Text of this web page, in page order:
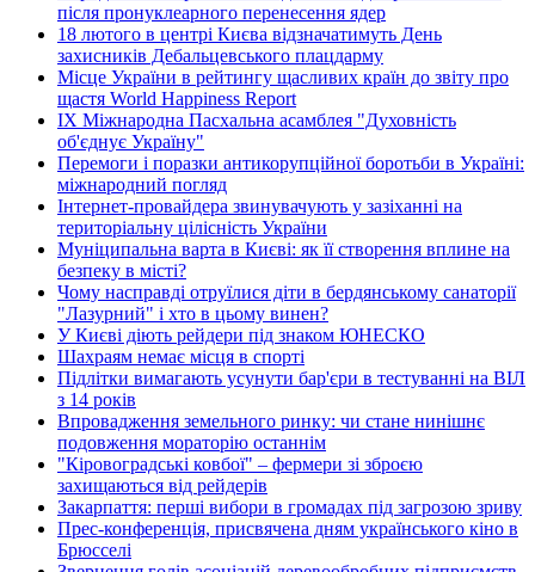
після пронуклеарного перенесення ядер
18 лютого в центрі Києва відзначатимуть День
захисників Дебальцевського плацдарму
Місце України в рейтингу щасливих країн до звіту про
щастя World Happiness Report
ІХ Міжнародна Пасхальна асамблея "Духовність
об'єднує Україну"
Перемоги і поразки антикорупційної боротьби в Україні:
міжнародний погляд
Інтернет-провайдера звинувачують у зазіханні на
територіальну цілісність України
Муніципальна варта в Києві: як її створення вплине на
безпеку в місті?
Чому насправді отруїлися діти в бердянському санаторії
"Лазурний" і хто в цьому винен?
У Києві діють рейдери під знаком ЮНЕСКО
Шахраям немає місця в спорті
Підлітки вимагають усунути бар'єри в тестуванні на ВІЛ
з 14 років
Впровадження земельного ринку: чи стане нинішнє
подовження мораторію останнім
"Кіровоградські ковбої" – фермери зі зброєю
захищаються від рейдерів
Закарпаття: перші вибори в громадах під загрозою зриву
Прес-конференція, присвячена дням українського кіно в
Брюсселі